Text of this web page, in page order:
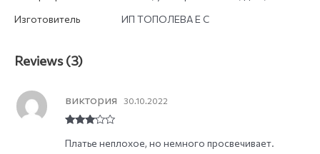
Изготовитель
ИП ТОПОЛЕВА Е С
Reviews (3)
out of
виктория 30.10.2022
Платье неплохое, но немного просвечивает.